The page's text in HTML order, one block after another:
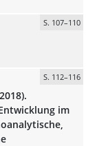
S. 107–110
S. 112–116
im